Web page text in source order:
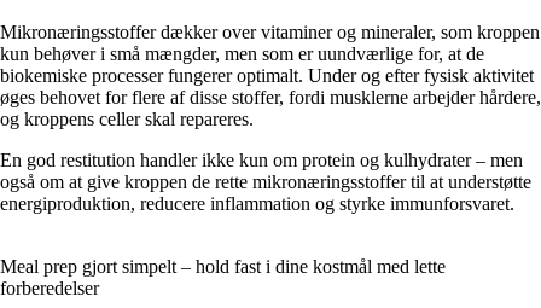
Mikronæringsstoffer dækker over vitaminer og mineraler, som kroppen
kun behøver i små mængder, men som er uundværlige for, at de
biokemiske processer fungerer optimalt. Under og efter fysisk aktivitet
øges behovet for flere af disse stoffer, fordi musklerne arbejder hårdere,
og kroppens celler skal repareres.
En god restitution handler ikke kun om protein og kulhydrater – men
også om at give kroppen de rette mikronæringsstoffer til at understøtte
energiproduktion, reducere inflammation og styrke immunforsvaret.
Meal prep gjort simpelt – hold fast i dine kostmål med lette
forberedelser